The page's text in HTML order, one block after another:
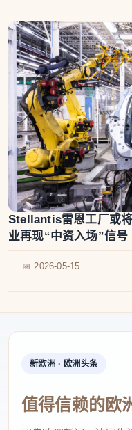
Stellantis雷恩工厂或
业再现“中资入场”信号
📅 2026-05-15
新欧洲 · 欧洲头条
值得信赖的欧